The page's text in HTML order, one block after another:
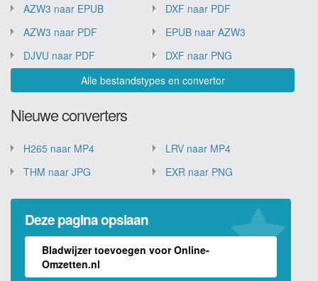
AZW3 naar EPUB
DXF naar PDF
AZW3 naar PDF
EPUB naar AZW3
DJVU naar PDF
DXF naar PNG
Alle bestandstypes en convertor
Nieuwe converters
H265 naar MP4
LRV naar MP4
THM naar JPG
EXR naar PNG
Deze pagina opslaan
Bladwijzer toevoegen voor Online-
Omzetten.nl